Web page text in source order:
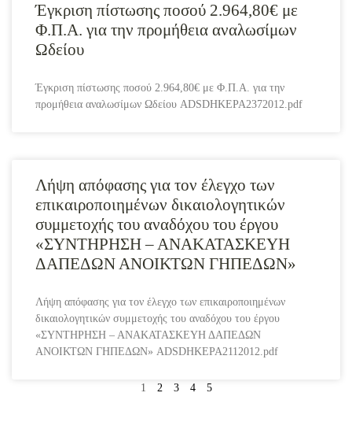
Έγκριση πίστωσης ποσού 2.964,80€ με
Φ.Π.Α. για την προμήθεια αναλωσίμων
Ωδείου
Έγκριση πίστωσης ποσού 2.964,80€ με Φ.Π.Α. για την
προμήθεια αναλωσίμων Ωδείου ADSDHKEPA2372012.pdf
Λήψη απόφασης για τον έλεγχο των
επικαιροποιημένων δικαιολογητικών
συμμετοχής του αναδόχου του έργου
«ΣΥΝΤΗΡΗΣΗ – ΑΝΑΚΑΤΑΣΚΕΥΗ
ΔΑΠΕΔΩΝ ΑΝΟΙΚΤΩΝ ΓΗΠΕΔΩΝ»
Λήψη απόφασης για τον έλεγχο των επικαιροποιημένων
δικαιολογητικών συμμετοχής του αναδόχου του έργου
«ΣΥΝΤΗΡΗΣΗ – ΑΝΑΚΑΤΑΣΚΕΥΗ ΔΑΠΕΔΩΝ
ΑΝΟΙΚΤΩΝ ΓΗΠΕΔΩΝ» ADSDHKEPA2112012.pdf
1 2 3 4 5